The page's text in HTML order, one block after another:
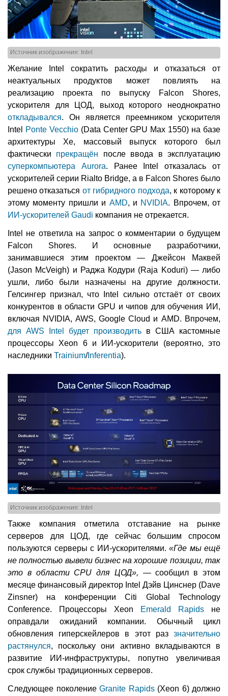
Источник изображения: Intel
Желание Intel сократить расходы и отказаться от
неактуальных продуктов может повлиять на
реализацию проекта по выпуску Falcon Shores,
ускорителя для ЦОД, выход которого неоднократно
откладывался. Он является преемником ускорителя
Intel
Ponte Vecchio(Data Center GPU Max 1550) на базе
архитектуры Xe, массовый выпуск которого был
фактически прекращён после ввода в эксплуатацию
суперкомпьютера Aurora. Ранее Intel отказалась от
ускорителей серии Rialto Bridge, а в Falcon Shores было
решено отказаться от гибридного подхода, к которому к
этому моменту пришли и AMD, и NVIDIA. Впрочем, от
ИИ-ускорителей Gaudi компания не отрекается.
Intel не ответила на запрос о комментарии о будущем
Falcon Shores. И основные разработчики,
занимавшиеся этим проектом — Джейсон Маквей
(Jason McVeigh) и Раджа Кодури (Raja Koduri) — либо
ушли, либо были назначены на другие должности.
Гелсингер признал, что Intel сильно отстаёт от своих
конкурентов в области GPU и чипов для обучения ИИ,
включая NVIDIA, AWS, Google Cloud и AMD. Впрочем,
для AWS Intel будет производить в США кастомные
процессоры Xeon 6 и ИИ-ускорители (вероятно, это
наследники Trainium/Inferentia).
Источник изображения: Intel
Также компания отметила отставание на рынке
серверов для ЦОД, где сейчас большим спросом
пользуются серверы с ИИ-ускорителями. «Где мы ещё
не полностью вывели бизнес на хорошие позиции, так
это в области CPU для ЦОД», — сообщил в этом
месяце финансовый директор Intel Дэйв Цинснер (Dave
Zinsner) на конференции Citi Global Technology
Conference. Процессоры Xeon
Emerald Rapids не
оправдали ожиданий компании. Обычный цикл
обновления гиперскейлеров в этот раз значительно
растянулся, поскольку они активно вкладываются в
развитие ИИ-инфраструктуры, попутно увеличивая
срок службы традиционных серверов.
Следующее поколение Granite Rapids(Xeon 6) должно